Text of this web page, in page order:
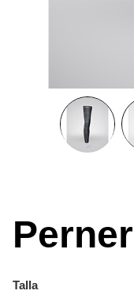
Talla